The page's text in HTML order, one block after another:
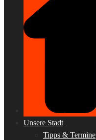
Unsere Stadt
Tipps & Termine